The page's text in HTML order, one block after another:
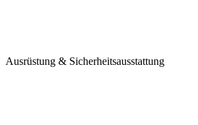
Ausrüstung & Sicherheitsausstattung